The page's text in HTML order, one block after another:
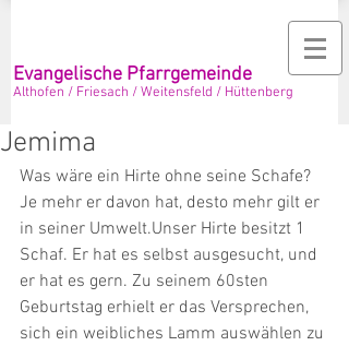
Evangelische Pfarrgemeinde
Althofen / Friesach / Weitensfeld / Hüttenberg
Jemima
Was wäre ein Hirte ohne seine Schafe?
Je mehr er davon hat, desto mehr gilt er
in seiner Umwelt.Unser Hirte besitzt 1
Schaf. Er hat es selbst ausgesucht, und
er hat es gern. Zu seinem 60sten
Geburtstag erhielt er das Versprechen,
sich ein weibliches Lamm auswählen zu